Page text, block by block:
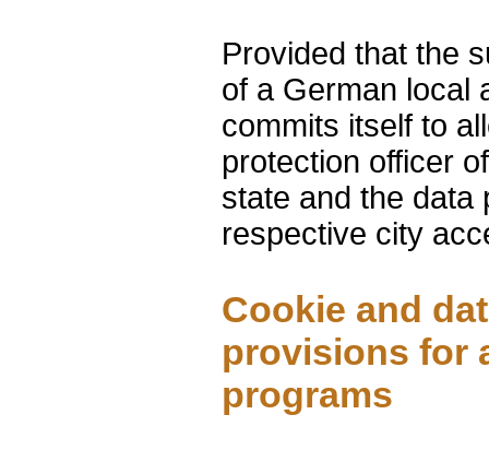
Provided that the
of a German local
commits itself to
protection officer
state and the data
respective city
Cookie and
provisions for
programs